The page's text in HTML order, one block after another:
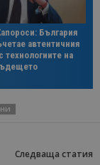
България
автентичния
технологиите на
Следваща статия